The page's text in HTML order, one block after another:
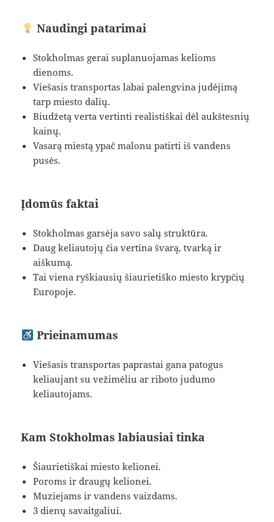
Naudingi patarimai
Stokholmas gerai suplanuojamas kelioms
dienoms.
Viešasis transportas labai palengvina judėjimą
tarp miesto dalių.
Biudžetą verta vertinti realistiškai dėl aukštesnių
kainų.
Vasarą miestą ypač malonu patirti iš vandens
pusės.
Įdomūs faktai
Stokholmas garsėja savo salų struktūra.
Daug keliautojų čia vertina švarą, tvarką ir
aiškumą.
Tai viena ryškiausių šiaurietiško miesto krypčių
Europoje.
Prieinamumas
Viešasis transportas paprastai gana patogus
keliaujant su vežimėliu ar riboto judumo
keliautojams.
Kam Stokholmas labiausiai tinka
Šiaurietiškai miesto kelionei.
Poroms ir draugų kelionei.
Muziejams ir vandens vaizdams.
3 dienų savaitgaliui.